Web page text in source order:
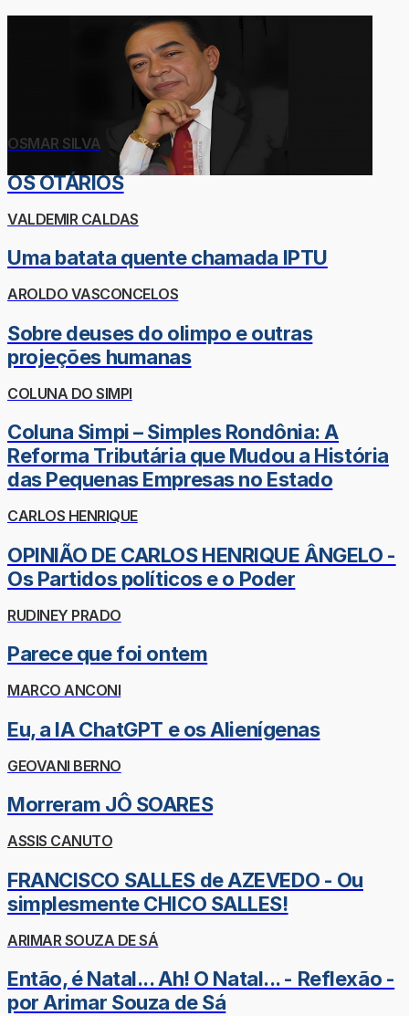
OSMAR SILVA
OS OTÁRIOS
VALDEMIR CALDAS
Uma batata quente chamada IPTU
AROLDO VASCONCELOS
Sobre deuses do olimpo e outras
projeções humanas
COLUNA DO SIMPI
Coluna Simpi – Simples Rondônia: A
Reforma Tributária que Mudou a História
das Pequenas Empresas no Estado
CARLOS HENRIQUE
OPINIÃO DE CARLOS HENRIQUE ÂNGELO -
Os Partidos políticos e o Poder
RUDINEY PRADO
Parece que foi ontem
MARCO ANCONI
Eu, a IA ChatGPT e os Alienígenas
GEOVANI BERNO
Morreram JÔ SOARES
ASSIS CANUTO
FRANCISCO SALLES de AZEVEDO - Ou
simplesmente CHICO SALLES!
ARIMAR SOUZA DE SÁ
Então, é Natal... Ah! O Natal... - Reflexão -
por Arimar Souza de Sá